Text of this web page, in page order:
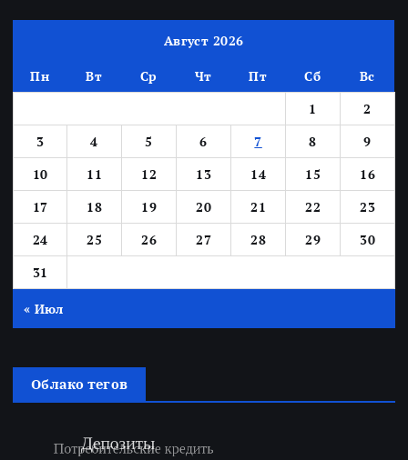
Август 2026
Пн Вт Ср Чт Пт Сб
Вс
1
2
3
4 5 6 7 8
9
10
11 12 13 14 15
16
17
18 19 20 21 22
23
24
25 26 27 28 29
30
31
« Июл
Облако тегов